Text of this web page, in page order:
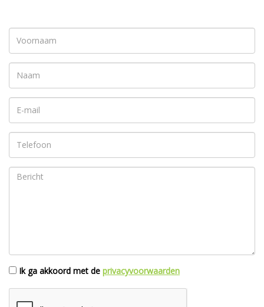
Ik ga akkoord met de privacyvoorwaarden